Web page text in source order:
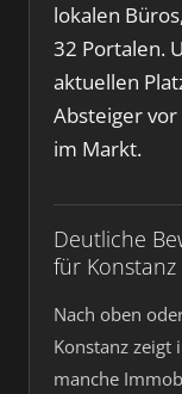
lokalen
32 Portalen.
aktuellen
Absteiger
im Markt.
Deutliche
für Konstanz
Nach oben
Konstanz zeigt
manche